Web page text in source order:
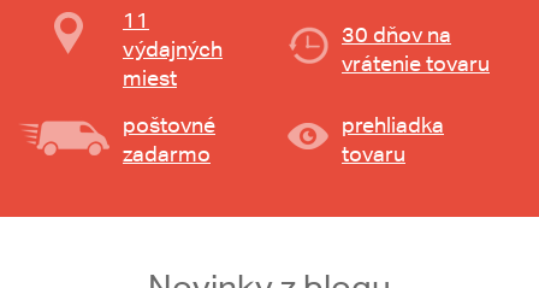
11
výdajných
miest
30 dňov na
vrátenie tovaru
poštovné
zadarmo
prehliadka
tovaru